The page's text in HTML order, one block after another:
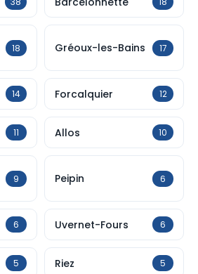
18 Gréoux-les-Bains 17
14 Forcalquier 12
11 Allos 10
9 Peipin 6
6 Uvernet-Fours 6
5 Riez 5